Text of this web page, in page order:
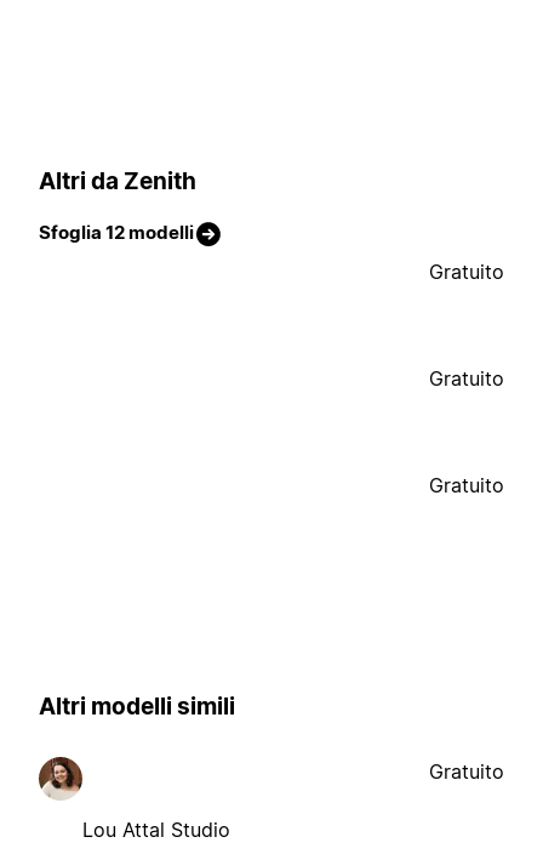
Altri da Zenith
Sfoglia 12 modelli
Gratuito
Gratuito
Gratuito
Altri modelli simili
Lou Attal Studio
Gratuito